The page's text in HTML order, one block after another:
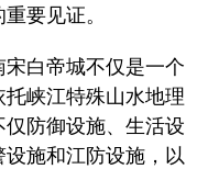
要见证。
白帝城不仅是一个
峡江特殊山水地理
防御设施、生活设
施和江防设施，以